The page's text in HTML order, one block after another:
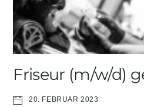
Friseur (m/w/d)
20. FEBRUAR 2023